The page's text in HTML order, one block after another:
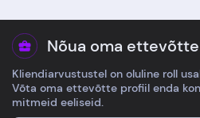
Nõua oma
Kliendiarvustustel on oluline roll
Võta oma ettevõtte profiil enda
mitmeid eeliseid.